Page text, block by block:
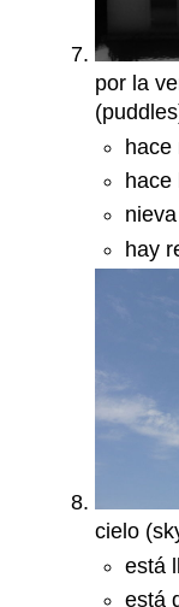
por la
hace
hace
nieva
hay
cielo
está
está